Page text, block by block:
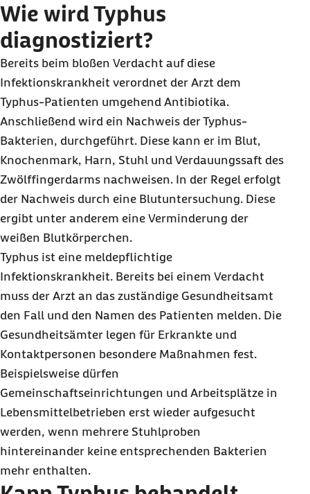
Wie wird Typhus
diagnostiziert?
Bereits beim bloßen Verdacht auf diese
Infektionskrankheit verordnet der Arzt dem
Typhus-Patienten umgehend Antibiotika.
Anschließend wird ein Nachweis der Typhus-
Bakterien, durchgeführt. Diese kann er im Blut,
Knochenmark, Harn, Stuhl und Verdauungssaft des
Zwölffingerdarms nachweisen. In der Regel erfolgt
der Nachweis durch eine Blutuntersuchung. Diese
ergibt unter anderem eine Verminderung der
weißen Blutkörperchen.
Typhus ist eine meldepflichtige
Infektionskrankheit. Bereits bei einem Verdacht
muss der Arzt an das zuständige Gesundheitsamt
den Fall und den Namen des Patienten melden. Die
Gesundheitsämter legen für Erkrankte und
Kontaktpersonen besondere Maßnahmen fest.
Beispielsweise dürfen
Gemeinschaftseinrichtungen und Arbeitsplätze in
Lebensmittelbetrieben erst wieder aufgesucht
werden, wenn mehrere Stuhlproben
hintereinander keine entsprechenden Bakterien
mehr enthalten.